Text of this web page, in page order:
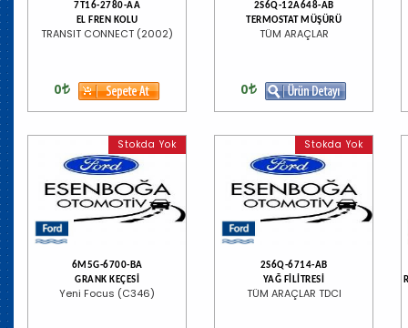
7T16-2780-AA
EL FREN KOLU
TRANSIT CONNECT (2002)
0
2S6Q-12A648-AB
TERMOSTAT MÜŞÜRÜ
TÜM ARAÇLAR
0
Stokda Yok
6M5G-6700-BA
GRANK KEÇESİ
Yeni Focus (C346)
Stokda Yok
2S6Q-6714-AB
YAĞ FİLİTRESİ
TÜM ARAÇLAR TDCI